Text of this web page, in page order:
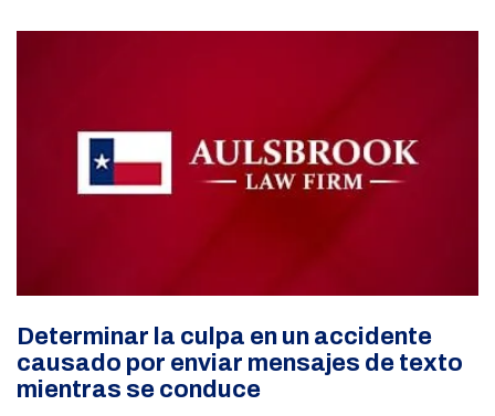
Determinar la culpa en un accidente
causado por enviar mensajes de texto
mientras se conduce